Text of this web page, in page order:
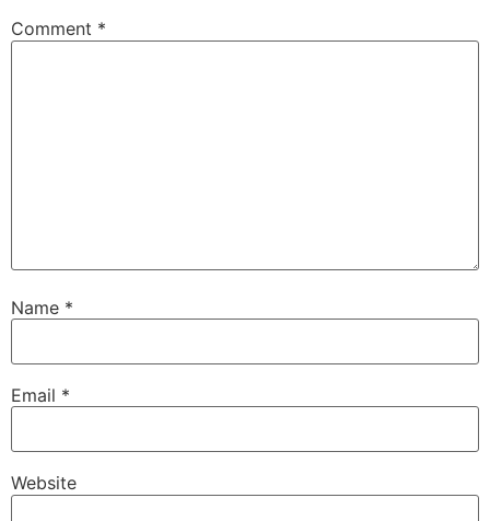
Comment *
Name *
Email *
Website